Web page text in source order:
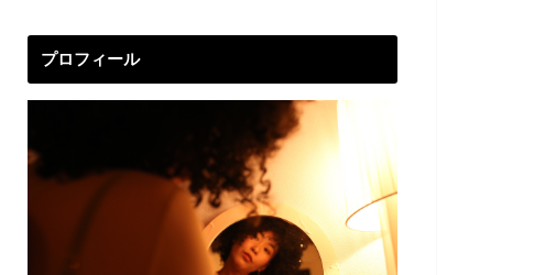
プロフィール